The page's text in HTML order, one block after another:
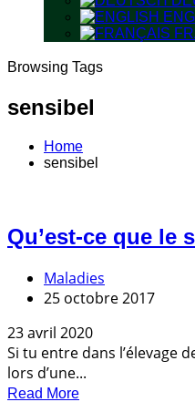
Browsing Tags
sensibel
Home
sensibel
Qu’est-ce que le
Maladies
25 octobre 2017
23 avril 2020
Si tu entre dans l’élevage
lors d’une...
Read More